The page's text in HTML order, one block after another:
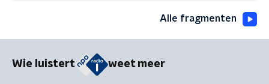
Alle fragmenten
Wie luistert weet meer